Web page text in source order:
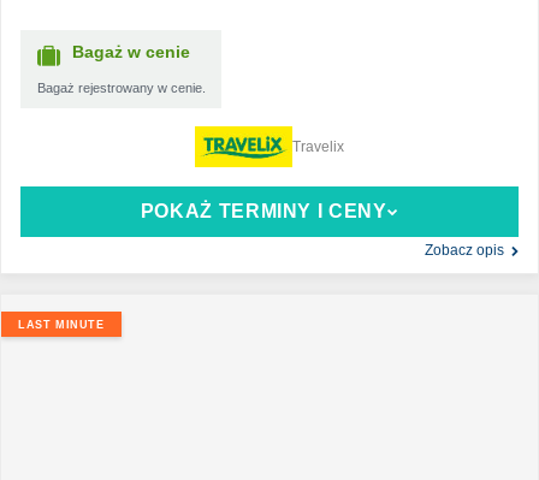
Bagaż w cenie
Bagaż rejestrowany w cenie.
POKAŻ TERMINY I CENY
Zobacz opis
Travelix
LAST MINUTE